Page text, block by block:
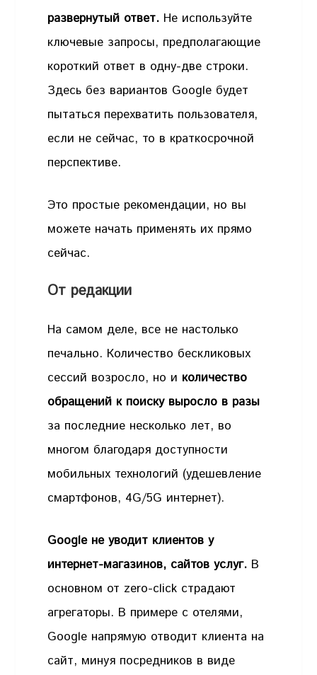
развернутый ответ. Не используйте
ключевые запросы, предполагающие
короткий ответ в одну-две строки.
Здесь без вариантов Google будет
пытаться перехватить пользователя,
если не сейчас, то в краткосрочной
перспективе.
Это простые рекомендации, но вы
можете начать применять их прямо
сейчас.
От редакции
На самом деле, все не настолько
печально. Количество бескликовых
сессий возросло, но и количество
обращений к поиску выросло в разы
за последние несколько лет, во
многом благодаря доступности
мобильных технологий (удешевление
смартфонов, 4G/5G интернет).
Google не уводит клиентов у
интернет-магазинов, сайтов услуг. В
основном от zero-click страдают
агрегаторы. В примере с отелями,
Google напрямую отводит клиента на
сайт, минуя посредников в виде